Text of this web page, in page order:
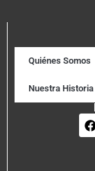
Quiénes Somos
Nuestra Historia